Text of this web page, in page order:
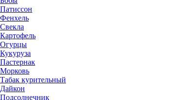
Патиссон
Фенхель
Свекла
Картофель
Огурцы
Кукуруза
Пастернак
Морковь
Табак курительный
Дайкон
Подсолнечник